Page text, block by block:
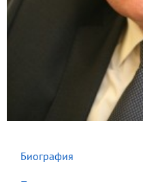
Биография